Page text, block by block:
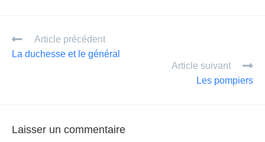
er
Article précédent
La duchesse et le général
Article suivant
Les pompiers
Laisser un commentaire